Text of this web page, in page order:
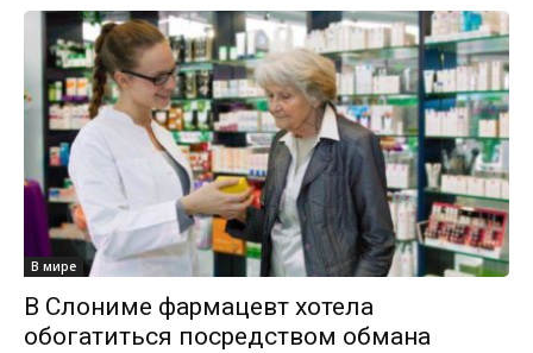
В мире
В Слониме фармацевт хотела
обогатиться посредством обмана